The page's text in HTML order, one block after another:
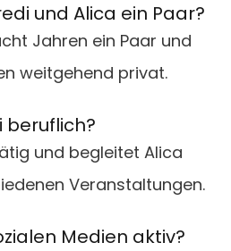
und Alica ein Paar?
Jahren ein Paar und
weitgehend privat.
beruflich?
und begleitet Alica
Veranstaltungen.
Medien aktiv?